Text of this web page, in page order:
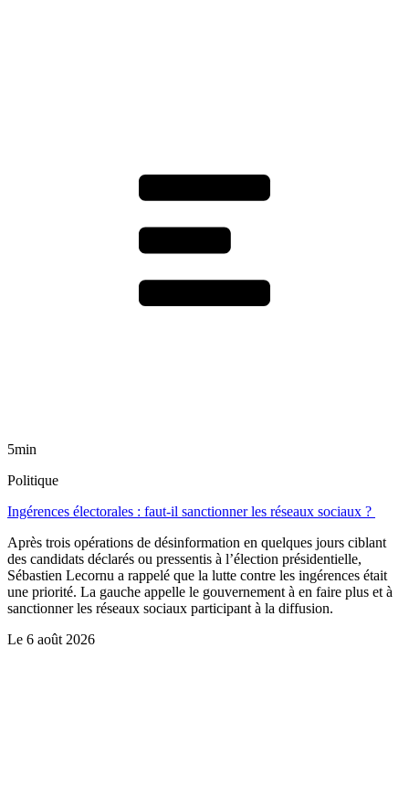
5min
Politique
Ingérences électorales : faut-il sanctionner les réseaux sociaux ?
Après trois opérations de désinformation en quelques jours ciblant
des candidats déclarés ou pressentis à l’élection présidentielle,
Sébastien Lecornu a rappelé que la lutte contre les ingérences était
une priorité. La gauche appelle le gouvernement à en faire plus et à
sanctionner les réseaux sociaux participant à la diffusion.
Le 6 août 2026